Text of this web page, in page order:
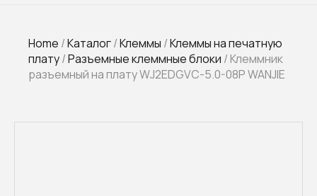
Home /Каталог/Клеммы /Клеммы на печатную
плату/Разъемные клеммные блоки / Клеммник
разъемный на плату WJ2EDGVC-5.0-08P WANJIE